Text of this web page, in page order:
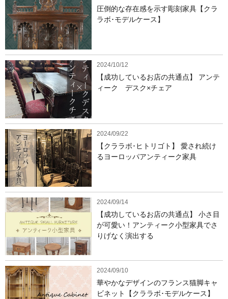
圧倒的な存在感を示す彫刻家具【クラ
ラボ･モデルケース】
2024/10/12
【成功しているお店の共通点】 アンテ
ィーク デスク×チェア
2024/09/22
【クララボ･ヒトリゴト】 愛され続け
るヨーロッパアンティーク家具
2024/09/14
【成功しているお店の共通点】 小さ目
が可愛い！アンティーク小型家具でさ
りげなく演出する
2024/09/10
華やかなデザインのフランス猫脚キャ
ビネット【クララボ･モデルケース】